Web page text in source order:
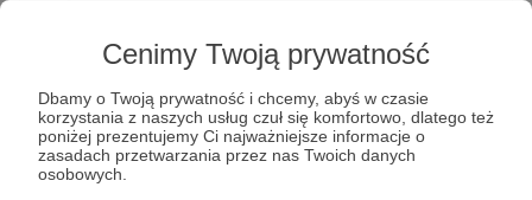
Cenimy Twoją prywatność
Dbamy o Twoją prywatność i chcemy, abyś w czasie
korzystania z naszych usług czuł się komfortowo, dlatego też
poniżej prezentujemy Ci najważniejsze informacje o
zasadach przetwarzania przez nas Twoich danych
osobowych.
wyrażenia sprzeciwu wobec przetwarzania Twoich danych
osobowych. Rejestracja dla osób niepełnoletnich możliwa
jest po przekazaniu podpisanego formularza "Zgodna na
założenie konta przez osobę niepełnoletnią", formularz
dostępny jest na stronie regulaminu Patronite.pl.